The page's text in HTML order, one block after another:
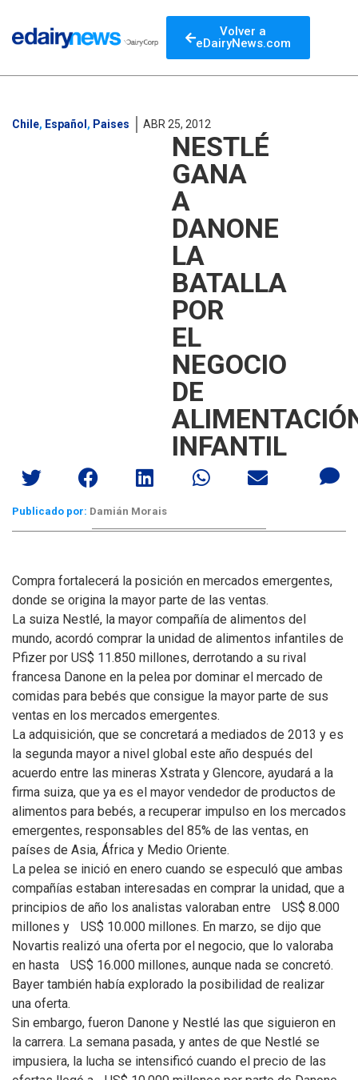
Volver a
eDairyNews.com
Chile, Español , Paises ABR 25, 2012
NESTLÉ
GANA
A
DANONE
LA
BATALLA
POR
EL
NEGOCIO
DE
INFANTIL
Publicado por: Damián Morais
Compra fortalecerá la posición en mercados emergentes,
donde se origina la mayor parte de las ventas.
La suiza Nestlé, la mayor compañía de alimentos del
mundo, acordó comprar la unidad de alimentos infantiles de
Pfizer por US$ 11.850 millones, derrotando a su rival
francesa Danone en la pelea por dominar el mercado de
comidas para bebés que consigue la mayor parte de sus
ventas en los mercados emergentes.
La adquisición, que se concretará a mediados de 2013 y es
la segunda mayor a nivel global este año después del
acuerdo entre las mineras Xstrata y Glencore, ayudará a la
firma suiza, que ya es el mayor vendedor de productos de
alimentos para bebés, a recuperar impulso en los mercados
emergentes, responsables del 85% de las ventas, en
países de Asia, África y Medio Oriente.
La pelea se inició en enero cuando se especuló que ambas
compañías estaban interesadas en comprar la unidad, que a
principios de año los analistas valoraban entre US$ 8.000
millones y US$ 10.000 millones. En marzo, se dijo que
Novartis realizó una oferta por el negocio, que lo valoraba
en hasta US$ 16.000 millones, aunque nada se concretó.
Bayer también había explorado la posibilidad de realizar
una oferta.
Sin embargo, fueron Danone y Nestlé las que siguieron en
la carrera. La semana pasada, y antes de que Nestlé se
impusiera, la lucha se intensificó cuando el precio de las